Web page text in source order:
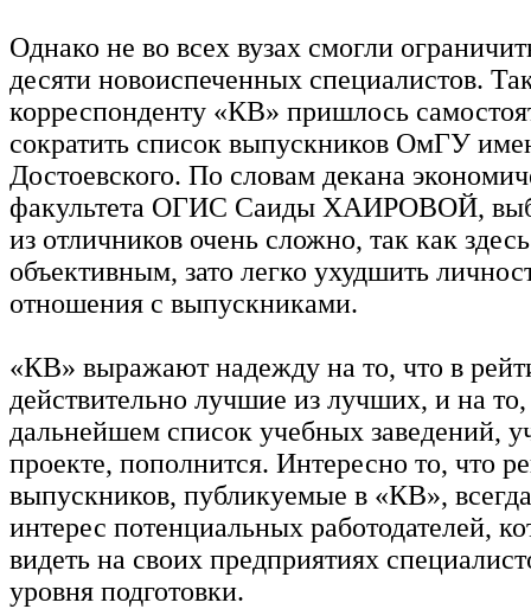
Однако не во всех вузах смогли
десяти новоиспеченных специалистов.
корреспонденту «КВ» пришлось
сократить список выпускников ОмГУ
Достоевского. По словам декана
факультета ОГИС Саиды ХАИРОВОЙ,
из отличников очень сложно, так как
объективным, зато легко ухудшить
отношения с выпускниками.
«КВ» выражают надежду на то, что в
действительно лучшие из лучших, и на то,
дальнейшем список учебных заведений,
проекте, пополнится. Интересно то, что
выпускников, публикуемые в «КВ»,
интерес потенциальных работодателей,
видеть на своих предприятиях
уровня подготовки.